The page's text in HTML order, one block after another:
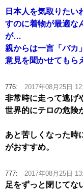
日本人を気取りたい
すのに着物が最適な
が…
親からは一言「バカ
意見を聞かせてもら
776: 2017年08月25日
非常時に走って逃げ
世界的にテロの危険
あと苦しくなった時
がおすすめ。
777: 2017年08月25日
足をずっと閉じてな